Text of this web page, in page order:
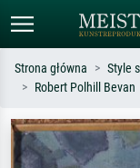
Szukaj wg artysty, tytułu
Monet, Gwiaździsta
Strona główna Style
Robert Polhill Bevan